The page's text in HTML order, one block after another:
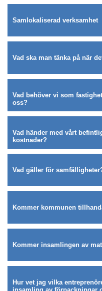
Samlokaliserad verksamhet
Vad ska man tänka på när
Vad behöver vi som
oss?
Vad händer med vårt
kostnader?
Vad gäller för
Kommer kommunen
Kommer insamlingen av
Hur vet jag vilka